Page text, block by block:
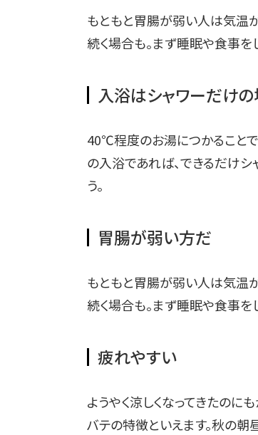
もともと胃腸が弱い人は気温
続く場合も。まず睡眠や食事を
入浴はシャワーだけ
40℃程度のお湯につかること
の入浴であれば、できるだけ
う。
胃腸が弱い方だ
もともと胃腸が弱い人は気温
続く場合も。まず睡眠や食事を
疲れやすい
ようやく涼しくなってきたの
バテの特徴といえます。秋の